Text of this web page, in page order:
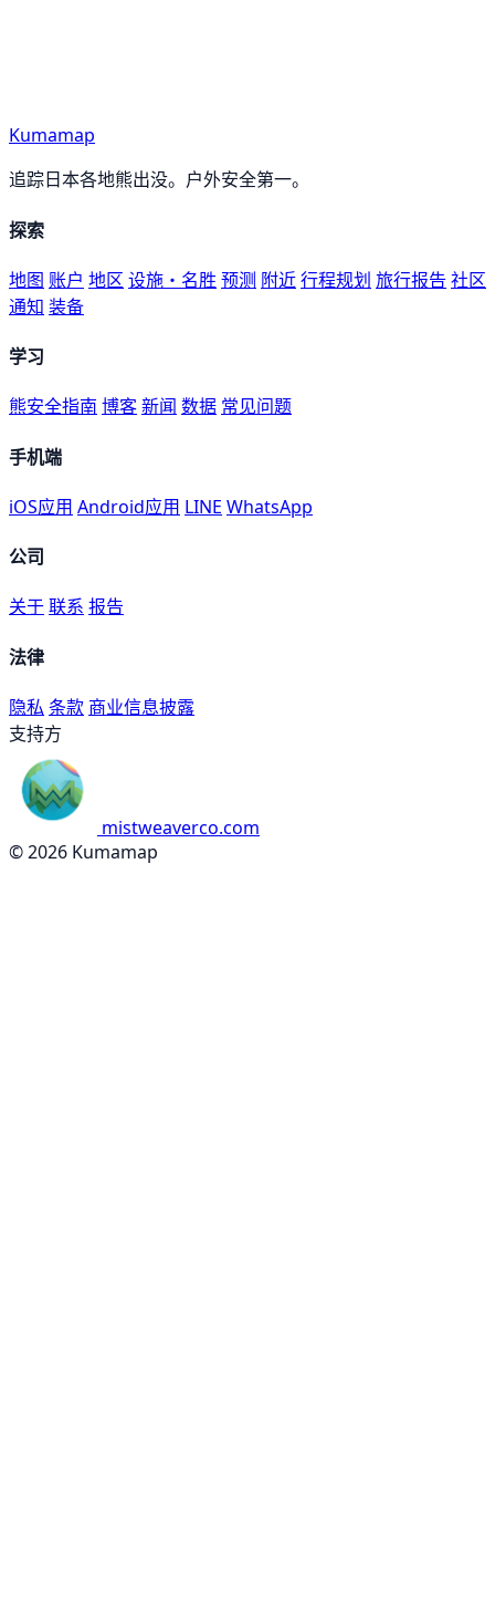
Kumamap
追踪日本各地熊出没。户外安全第一。
探索
地图 账户 地区 设施・名胜 预测 附近行程规划 旅行报告 社区
通知 装备
学习
熊安全指南 博客新闻 数据 常见问题
手机端
iOS应用 Android应用 LINE WhatsApp
公司
关于联系 报告
法律
隐私 条款 商业信息披露
支持方
mistweaverco.com
© 2026 Kumamap